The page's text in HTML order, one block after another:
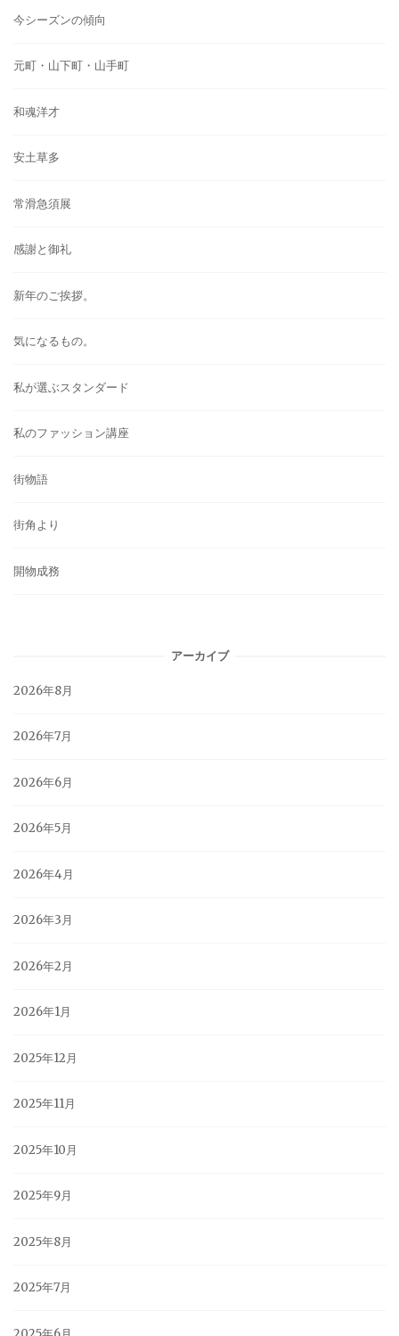
今シーズンの傾向
元町・山下町・山手町
和魂洋才
安土草多
常滑急須展
感謝と御礼
新年のご挨拶。
気になるもの。
私が選ぶスタンダード
私のファッション講座
街物語
街角より
開物成務
アーカイブ
2026年8月
2026年7月
2026年6月
2026年5月
2026年4月
2026年3月
2026年2月
2026年1月
2025年12月
2025年11月
2025年10月
2025年9月
2025年8月
2025年7月